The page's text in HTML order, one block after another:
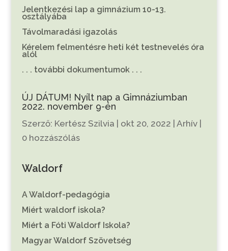
Jelentkezési lap a gimnázium 10-13.
osztályába
Távolmaradási igazolás
Kérelem felmentésre heti két testnevelés óra
alól
. . . további dokumentumok . . .
ÚJ DÁTUM! Nyílt nap a Gimnáziumban
2022. november 9-én
Szerző: Kertész Szilvia okt 20, 2022 Arhív|
0 hozzászólás
Waldorf
A Waldorf-pedagógia
Miért waldorf iskola?
Miért a Fóti Waldorf Iskola?
Magyar Waldorf Szövetség